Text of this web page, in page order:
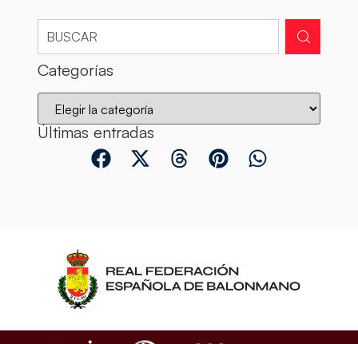
Categorías
Últimas entradas